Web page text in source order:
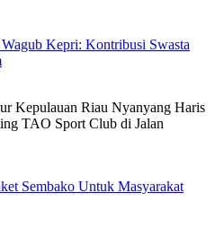
Kepri: Kontribusi Swasta
Kepulauan Riau Nyanyang Haris
TAO Sport Club di Jalan
Sembako Untuk Masyarakat